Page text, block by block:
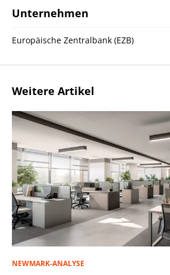
Unternehmen
Europäische Zentralbank (EZB)
Weitere Artikel
NEWMARK-ANALYSE